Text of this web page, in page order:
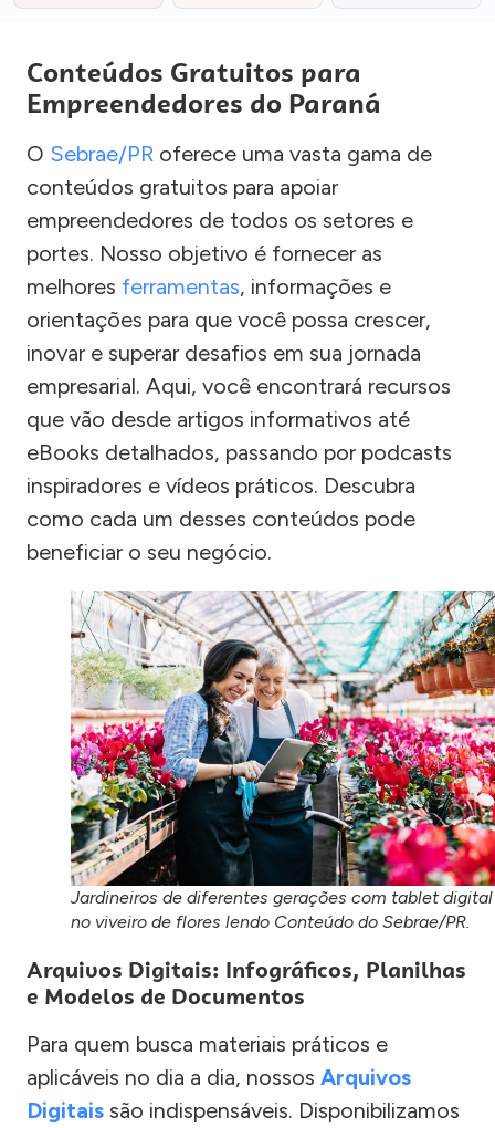
Conteúdos Gratuitos para
Empreendedores do Paraná
O Sebrae/PR oferece uma vasta gama de
conteúdos gratuitos para apoiar
empreendedores de todos os setores e
portes. Nosso objetivo é fornecer as
melhores ferramentas, informações e
orientações para que você possa crescer,
inovar e superar desafios em sua jornada
empresarial. Aqui, você encontrará recursos
que vão desde artigos informativos até
eBooks detalhados, passando por podcasts
inspiradores e vídeos práticos. Descubra
como cada um desses conteúdos pode
beneficiar o seu negócio.
Jardineiros de diferentes gerações com tablet digital
no viveiro de flores lendo Conteúdo do Sebrae/PR.
Arquivos Digitais: Infográficos, Planilhas
e Modelos de Documentos
Para quem busca materiais práticos e
aplicáveis no dia a dia, nossos Arquivos
Digitais são indispensáveis. Disponibilizamos